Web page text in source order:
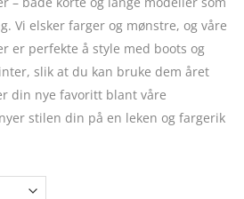
Vi elsker farger og mønstre, og våre
er perfekte å style med boots og
slik at du kan bruke dem året
din nye favoritt blant våre
stilen din på en leken og fargerik